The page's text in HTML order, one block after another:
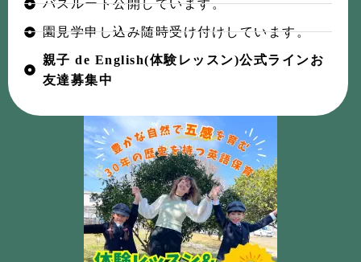
バスルート公開しています。
園見学申し込み随時受け付けしています。
親子 de English(体験レッスン)公式ラインお
友達募集中